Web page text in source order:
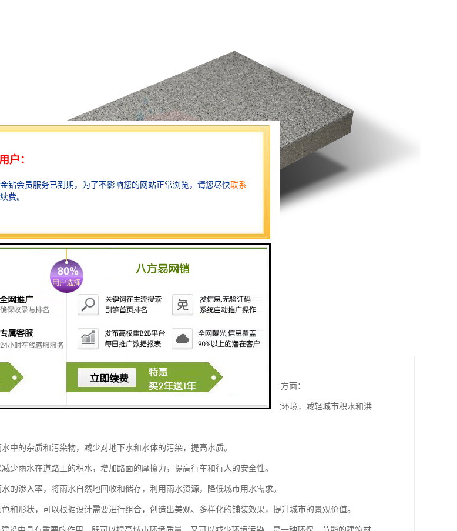
料，主要用于城市道路、广场、停车场等场所的铺装。其作用包括以下几个方面：
特殊结构可以使雨水迅速渗入地下，从而减少径流和水泄漏，有效改善水文环境，减轻城市积水和洪
中的杂质和污染物，减少对地下水和水体的污染，提高水质。
少雨水在道路上的积水，增加路面的摩擦力，提高行车和行人的安全性。
的渗入率，将雨水自然地回收和储存，利用雨水资源，降低城市用水需求。
和形状，可以根据设计需要进行组合，创造出美观、多样化的铺装效果，提升城市的景观价值。